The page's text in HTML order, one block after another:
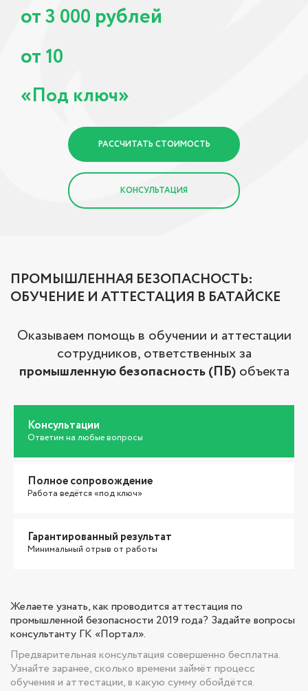
от3 000 рублей
от10
«Под ключ»
РАССЧИТАТЬ СТОИМОСТЬ
КОНСУЛЬТАЦИЯ
ПРОМЫШЛЕННАЯ БЕЗОПАСНОСТЬ:
ОБУЧЕНИЕ И АТТЕСТАЦИЯ В БАТАЙСКЕ
Оказываем помощь в обучении и аттестации
сотрудников, ответственных за
промышленную безопасность (ПБ)объекта
Консультации
Ответим на любые вопросы
Полное сопровождение
Работа ведётся «под ключ»
Гарантированный результат
Минимальный отрыв от работы
Желаете узнать, как проводится аттестация по
промышленной безопасности 2019 года? Задайте вопросы
консультанту ГК «Портал».
Предварительная консультация совершенно бесплатна.
Узнайте заранее, сколько времени займёт процесс
обучения и аттестации, в какую сумму обойдётся.